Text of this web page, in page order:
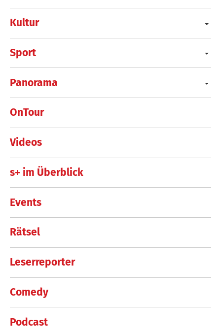
Kultur
Sport
Panorama
OnTour
Videos
s+ im Überblick
Events
Rätsel
Leserreporter
Comedy
Podcast